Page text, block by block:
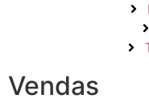
Vendas